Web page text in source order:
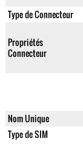
Type de Connecteur
Propriétés
Connecteur
Nom Unique
Type de SIM